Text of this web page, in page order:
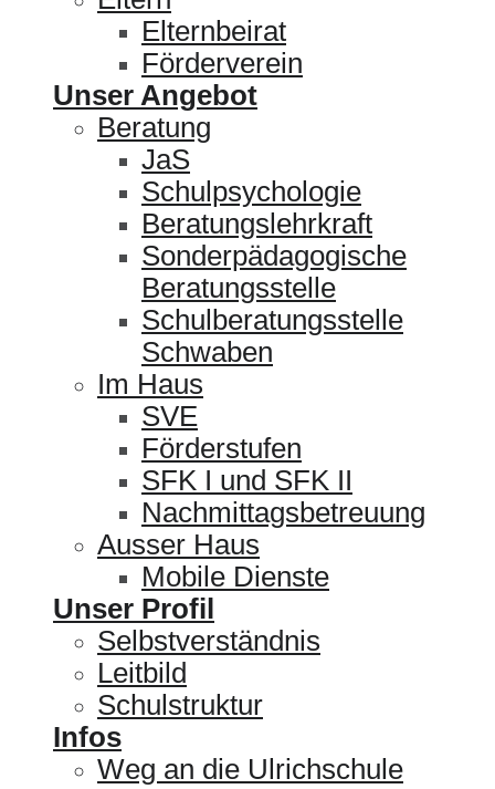
Elternbeirat
Förderverein
Unser Angebot
Beratung
JaS
Schulpsychologie
Beratungslehrkraft
Sonderpädagogische
Beratungsstelle
Schulberatungsstelle
Schwaben
Im Haus
SVE
Förderstufen
SFK I und SFK II
Nachmittagsbetreuung
Ausser Haus
Mobile Dienste
Unser Profil
Selbstverständnis
Leitbild
Schulstruktur
Infos
Weg an die Ulrichschule